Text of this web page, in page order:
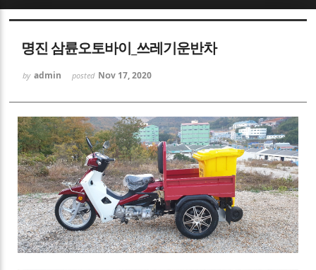
명진 삼륜오토바이_쓰레기운반차
by admin posted Nov 17, 2020
Sketchbook5, 스케치북5
Sketchbook5, 스케치북5